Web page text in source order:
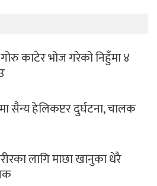
काटेर भोज गरेको निहुँमा ४
सैन्य हेलिकप्टर दुर्घटना, चालक
लागि माछा खानुका धेरै